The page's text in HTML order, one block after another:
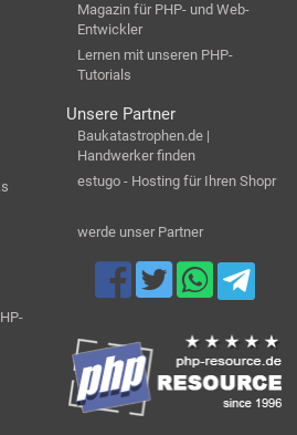
Magazin für PHP- und Web-
Entwickler
Lernen mit unseren PHP-
Tutorials
Unsere Partner
Baukatastrophen.de |
Handwerker finden
estugo - Hosting für Ihren Shopr
werde unser Partner